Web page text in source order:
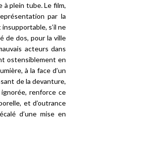
à plein tube. Le film,
par la
s’il ne
de dos, pour la ville
acteurs dans
ostensiblement en
à la face d’un
de la devanture,
renforce ce
et d’outrance
d’une mise en